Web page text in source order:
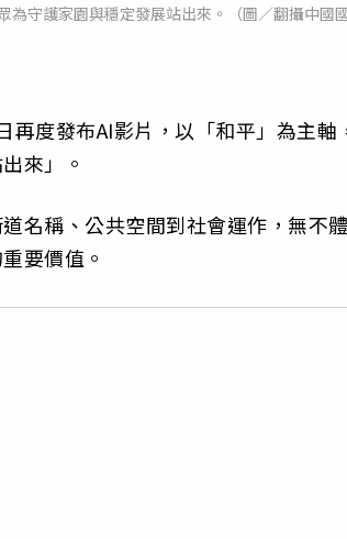
為守護家園與穩定發展站出來。（圖／翻攝中國
再度發布AI影片，以「和平」為主軸
來」。
名稱、公共空間到社會運作，無不
要價值。